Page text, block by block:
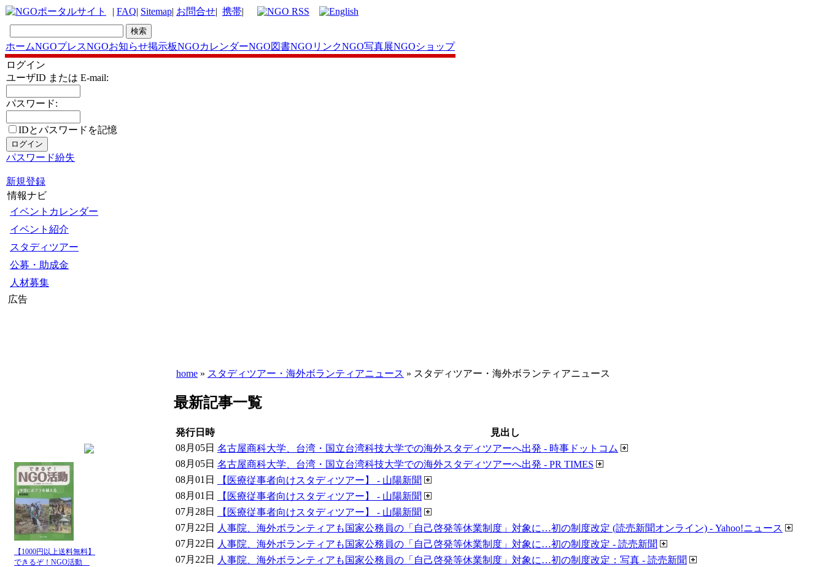
| FAQ| Sitemap| お問合せ| 携帯|
ホームNGOプレスNGOお知らせ掲示板NGOカレンダーNGO図書NGOリンクNGO写真展NGOショップ
ログイン
ユーザID または E-mail:
パスワード:
IDとパスワードを記憶
パスワード紛失
新規登録
情報ナビ
イベントカレンダー
イベント紹介
スタディツアー
公募・助成金
人材募集
広告
【1000円以上送料無料】
できるぞ！NGO活動
home » スタディツアー・海外ボランティアニュース » スタディツアー・海外ボランティアニュース
最新記事一覧
発行日時
見出し
08月05日 名古屋商科大学、台湾・国立台湾科技大学での海外スタディツアーへ出発 - 時事ドットコム
08月05日 名古屋商科大学、台湾・国立台湾科技大学での海外スタディツアーへ出発 - PR TIMES
08月01日
【医療従事者向けスタディツアー】 - 山陽新聞
08月01日
【医療従事者向けスタディツアー】 - 山陽新聞
07月28日
【医療従事者向けスタディツアー】 - 山陽新聞
07月22日
人事院、海外ボランティアも国家公務員の「自己啓発等休業制度」対象に…初の制度改定 (読売新聞オンライン) - Yahoo!ニュース
07月22日
人事院、海外ボランティアも国家公務員の「自己啓発等休業制度」対象に…初の制度改定 - 読売新聞
07月22日
人事院、海外ボランティアも国家公務員の「自己啓発等休業制度」対象に…初の制度改定：写真 - 読売新聞